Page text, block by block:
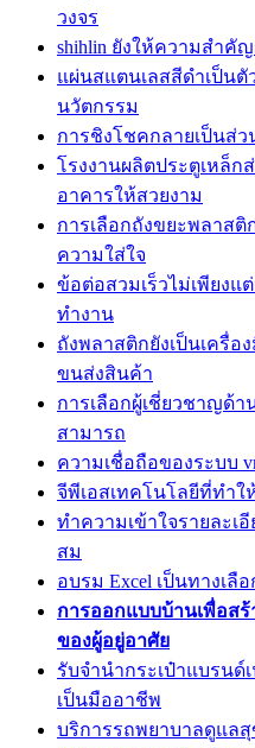
วงจร
shihlin ยังให้ความสำคั
แผ่นสแตนเลสสีดำเป็น
นวัตกรรม
การชิงโชคกลายเป็นส่
โรงงานผลิตประตูเหล็
อาคารให้สวยงาม
การเลือกถังขยะพลาส
ความใส่ใจ
ข้อต่อสวมเร็วไม่เพียงแ
ทำงาน
ถังพลาสติกยังเป็นเครื่อ
ขนส่งสินค้า
การเลือกผู้เชี่ยวชาญด้
สามารถ
ความเชื่อถือของระบบ
จีพีเอสเทคโนโลยีที่ทำ
ทำความเข้าใจรายละเ
สม
อบรม Excel เป็นทางเ
การออกแบบบ้านเพื่อส
ของผู้อยู่อาศัย
รับจำนำกระเป๋าแบรน
เป็นมืออาชีพ
บริการรถพยาบาลดูแล